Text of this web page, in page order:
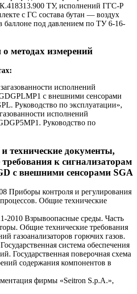
ТУ, исполнений ГГС-Р
с ГС состава бутан — воздух
баллоне под давлением по ТУ 6-16-
о методах измерений
исполнений
с внешними сенсорами
Руководство по эксплуатации»,
исполнений
Руководство по
технические документы,
к сигнализаторам
с внешними сенсорами SGA
Приборы контроля и регулирования
Общие технические
2010 Взрывоопасные среды. Часть
Общие технические требования
газоанализаторов горючих газов.
система обеспечения
Государственная поверочная схема
содержания компонентов в
фирмы «Seitron S.p.A.»,